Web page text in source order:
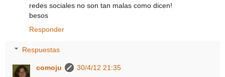
redes sociales no son tan malas como dicen!
besos
Responder
Respuestas
comoju
30/4/12 21:35